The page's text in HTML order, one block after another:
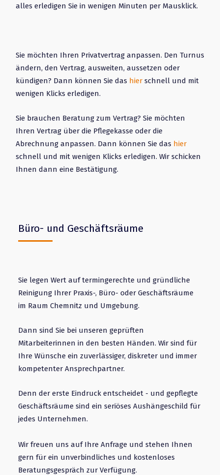
alles erledigen Sie in wenigen Minuten per Mausklick.
Sie möchten Ihren Privatvertrag anpassen. Den Turnus
ändern, den Vertrag, ausweiten, aussetzen oder
kündigen? Dann können Sie das hier schnell und mit
wenigen Klicks erledigen.
Sie brauchen Beratung zum Vertrag? Sie möchten
Ihren Vertrag über die Pflegekasse oder die
Abrechnung anpassen. Dann können Sie das hier
schnell und mit wenigen Klicks erledigen. Wir schicken
Ihnen dann eine Bestätigung.
Büro- und Geschäftsräume
Sie legen Wert auf termingerechte und gründliche
Reinigung Ihrer Praxis-, Büro- oder Geschäftsräume
im Raum Chemnitz und Umgebung.
Dann sind Sie bei unseren geprüften
Mitarbeiterinnen in den besten Händen. Wir sind für
Ihre Wünsche ein zuverlässiger, diskreter und immer
kompetenter Ansprechpartner.
Denn der erste Eindruck entscheidet - und gepflegte
Geschäftsräume sind ein seriöses Aushängeschild für
jedes Unternehmen.
Wir freuen uns auf Ihre Anfrage und stehen Ihnen
gern für ein unverbindliches und kostenloses
Beratungsgespräch zur Verfügung.